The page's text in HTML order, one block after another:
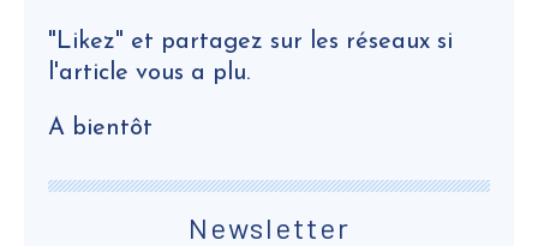
Newsletter
"Likez" et partagez sur les réseaux si
l'article vous a plu.
A bientôt